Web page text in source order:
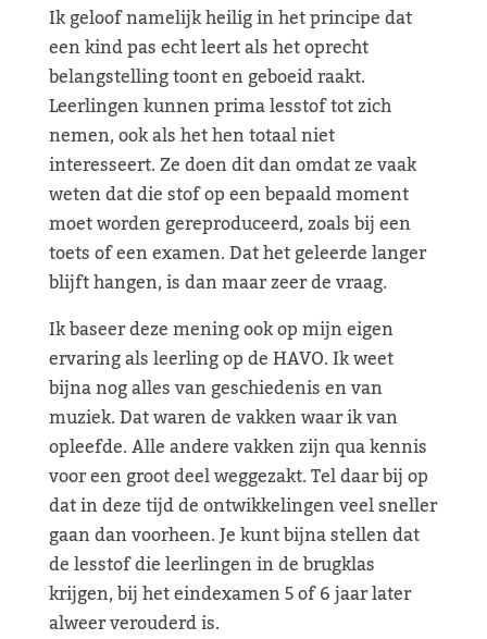
Ik geloof namelijk heilig in het principe dat
een kind pas echt leert als het oprecht
belangstelling toont en geboeid raakt.
Leerlingen kunnen prima lesstof tot zich
nemen, ook als het hen totaal niet
interesseert. Ze doen dit dan omdat ze vaak
weten dat die stof op een bepaald moment
moet worden gereproduceerd, zoals bij een
toets of een examen. Dat het geleerde langer
blijft hangen, is dan maar zeer de vraag.
Ik baseer deze mening ook op mijn eigen
ervaring als leerling op de HAVO. Ik weet
bijna nog alles van geschiedenis en van
muziek. Dat waren de vakken waar ik van
opleefde. Alle andere vakken zijn qua kennis
voor een groot deel weggezakt. Tel daar bij op
dat in deze tijd de ontwikkelingen veel sneller
gaan dan voorheen. Je kunt bijna stellen dat
de lesstof die leerlingen in de brugklas
krijgen, bij het eindexamen 5 of 6 jaar later
alweer verouderd is.